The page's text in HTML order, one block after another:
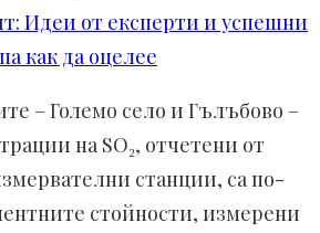
Идеи от експерти и успешни
как да оцелее
– Големо село и Гълъбово –
на SO₂, отчетени от
станции, са по-
стойности, измерени